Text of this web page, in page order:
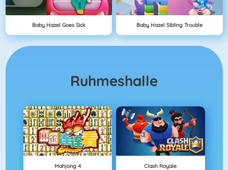
Baby Hazel Goes Sick Baby Hazel Sibling Trouble
Ruhmeshalle
Mahjong 4 Clash Royale